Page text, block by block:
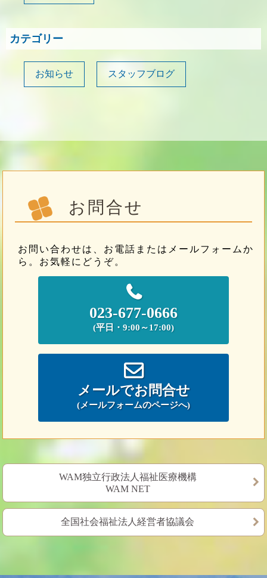
カテゴリー
お知らせ スタッフブログ
お問合せ
お問い合わせは、お電話またはメールフォームか
ら。お気軽にどうぞ。
023-677-0666
(平日・9:00～17:00)
メールでお問合せ
(メールフォームのページへ)
WAM独立行政法人福祉医療機構
WAM NET
全国社会福祉法人経営者協議会